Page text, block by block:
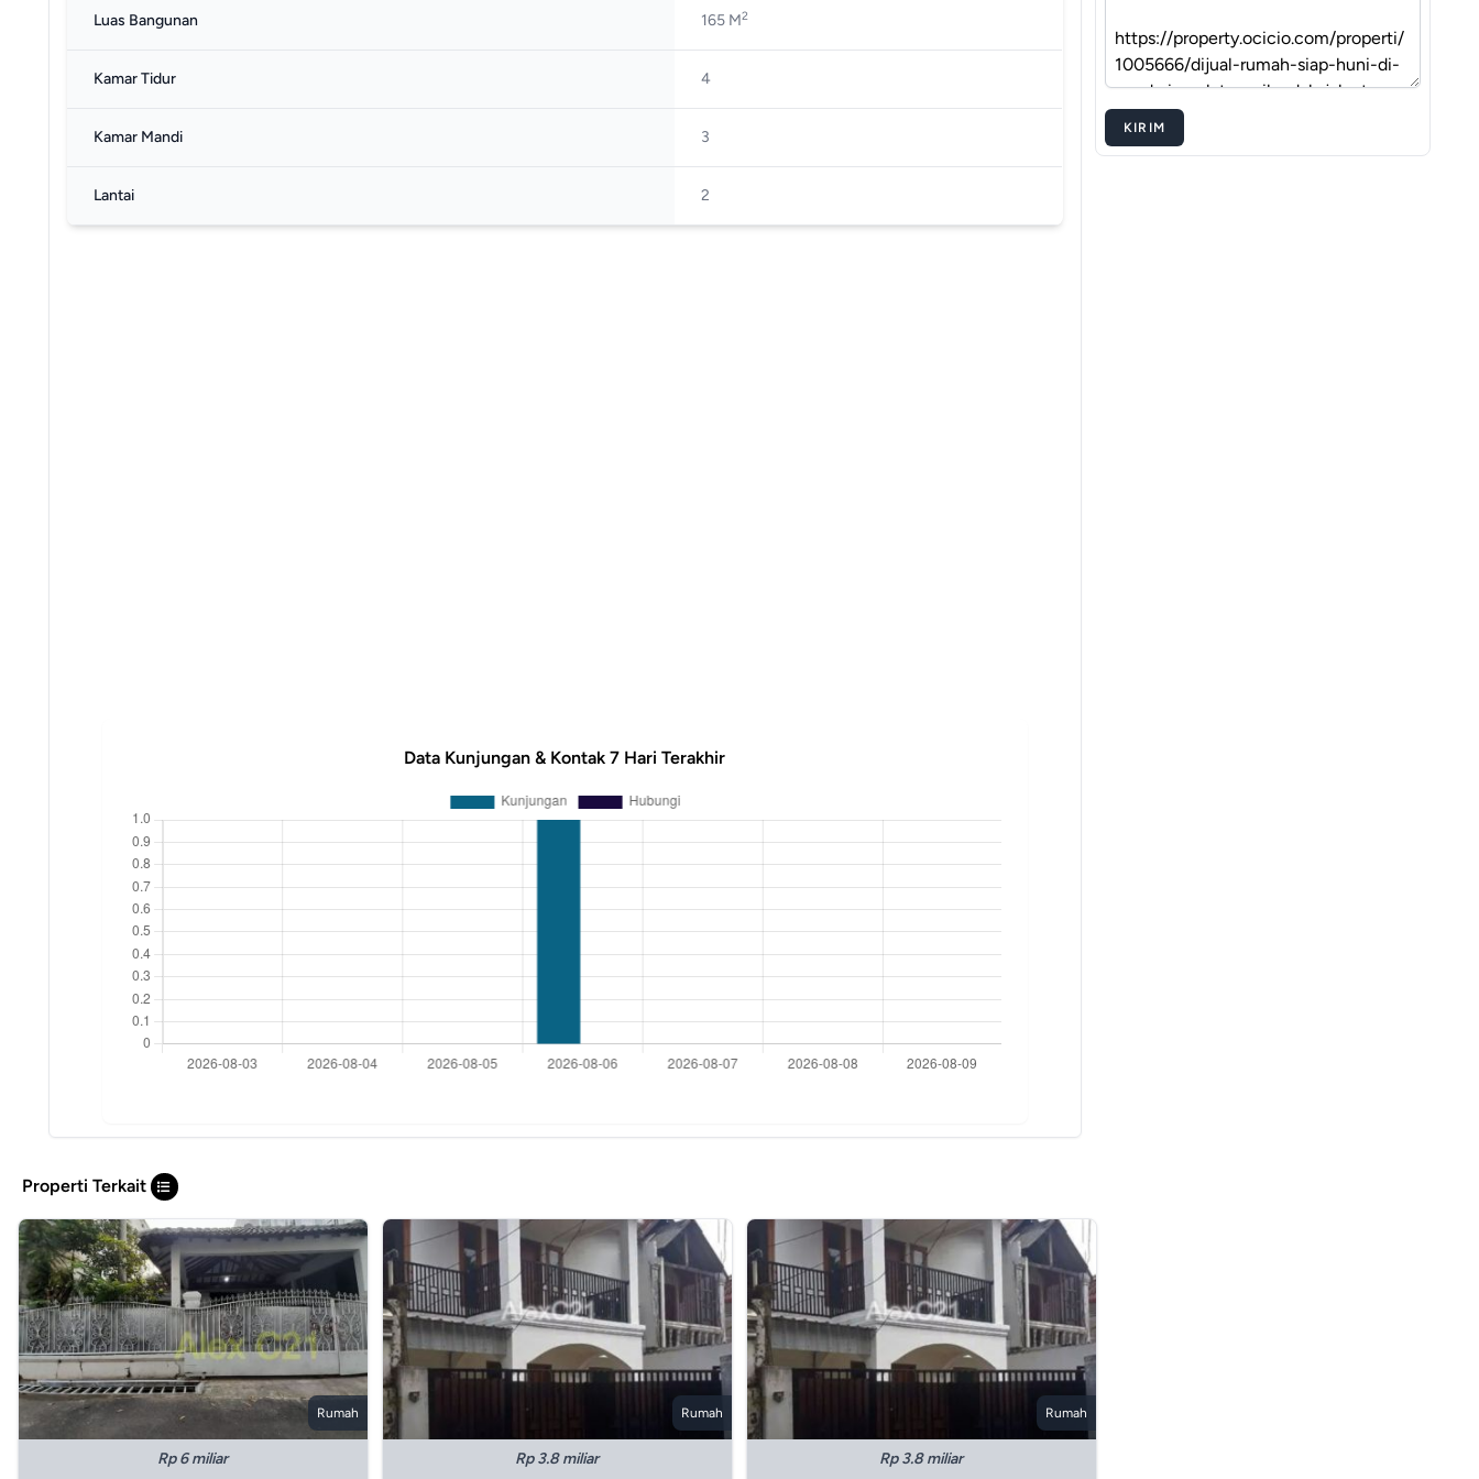
Luas Bangunan 165 M2
Kamar Tidur 4
Kamar Mandi 3
Lantai 2
Data Kunjungan & Kontak 7 Hari Terakhir
KIRIM
Properti Terkait
Rumah
Rp 6 miliar
Rumah
Rp 3.8 miliar
Rumah
Rp 3.8 miliar